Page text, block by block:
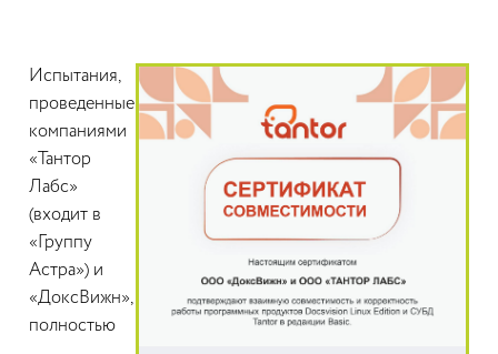
Испытания,
проведенные
компаниями
«Тантор
Лабс»
(входит в
«Группу
Астра») и
«ДоксВижн»,
полностью